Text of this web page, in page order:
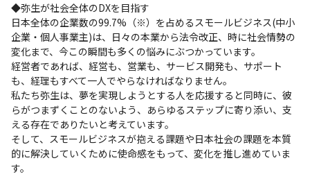
◆弥生が社会全体のDXを目指す
日本全体の企業数の99.7%（※）を占めるスモールビジネス(中小
企業・個人事業主)は、日々の本業から法令改正、時に社会情勢の
変化まで、今この瞬間も多くの悩みにぶつかっています。
経営者であれば、経営も、営業も、サービス開発も、サポート
も、経理もすべて一人でやらなければなりません。
私たち弥生は、夢を実現しようとする人を応援すると同時に、彼
らがつまずくことのないよう、あらゆるステップに寄り添い、支
える存在でありたいと考えています。
そして、スモールビジネスが抱える課題や日本社会の課題を本質
的に解決していくために使命感をもって、変化を推し進めていま
す。